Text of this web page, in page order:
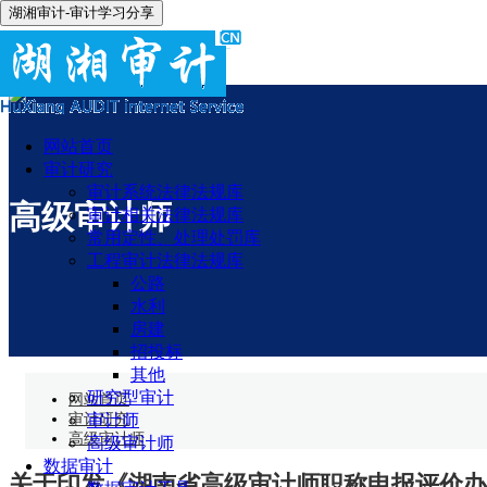
湖湘审计-审计学习分享
网站首页
审计研究
审计系统法律法规库
审计相关法律法规库
常用定性、处理处罚库
工程审计法律法规库
公路
水利
房建
招投标
其他
研究型审计
审计师
高级审计师
数据审计
高级审计师
网站首页
审计研究
高级审计师